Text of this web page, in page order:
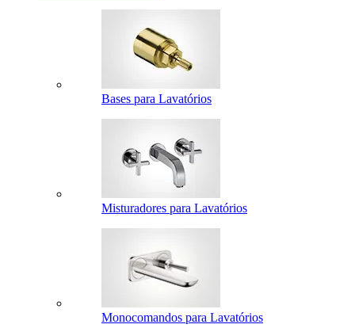
Bases para Lavatórios
Misturadores para Lavatórios
Monocomandos para Lavatórios